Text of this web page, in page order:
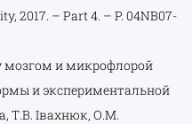
2017. – Part 4. – P. 04NB07-
и микрофлорой
и экспериментальной
Т.В. Івахнюк, О.М.